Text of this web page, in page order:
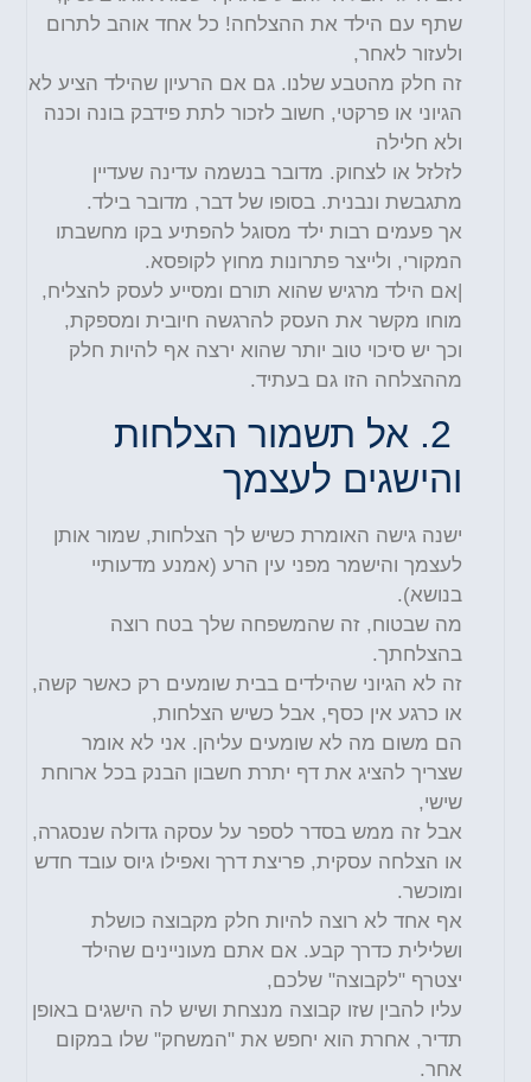
שתף עם הילד את ההצלחה! כל אחד אוהב לתרום
ולעזור לאחר,
זה חלק מהטבע שלנו. גם אם הרעיון שהילד הציע לא
הגיוני או פרקטי, חשוב לזכור לתת פידבק בונה וכנה
ולא חלילה
לזלזל או לצחוק. מדובר בנשמה עדינה שעדיין
מתגבשת ונבנית. בסופו של דבר, מדובר בילד.
אך פעמים רבות ילד מסוגל להפתיע בקו מחשבתו
המקורי, ולייצר פתרונות מחוץ לקופסא.
|אם הילד מרגיש שהוא תורם ומסייע לעסק להצליח,
מוחו מקשר את העסק להרגשה חיובית ומספקת,
וכך יש סיכוי טוב יותר שהוא ירצה אף להיות חלק
מההצלחה הזו גם בעתיד.
אל תשמור הצלחות
והישגים לעצמך
ישנה גישה האומרת כשיש לך הצלחות, שמור אותן
לעצמך והישמר מפני עין הרע (אמנע מדעותיי
בנושא).
מה שבטוח, זה שהמשפחה שלך בטח רוצה
בהצלחתך.
זה לא הגיוני שהילדים בבית שומעים רק כאשר קשה,
או כרגע אין כסף, אבל כשיש הצלחות,
הם משום מה לא שומעים עליהן. אני לא אומר
שצריך להציג את דף יתרת חשבון הבנק בכל ארוחת
שישי,
אבל זה ממש בסדר לספר על עסקה גדולה שנסגרה,
או הצלחה עסקית, פריצת דרך ואפילו גיוס עובד חדש
ומוכשר.
אף אחד לא רוצה להיות חלק מקבוצה כושלת
ושלילית כדרך קבע. אם אתם מעוניינים שהילד
יצטרף "לקבוצה" שלכם,
עליו להבין שזו קבוצה מנצחת ושיש לה הישגים באופן
תדיר, אחרת הוא יחפש את "המשחק" שלו במקום
.